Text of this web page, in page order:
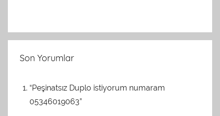
Son Yorumlar
“Peşinatsız Duplo istiyorum numaram
05346019063”